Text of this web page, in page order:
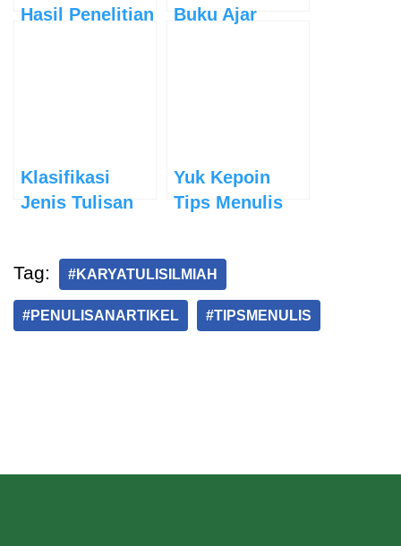
Hasil Penelitian
Buku Ajar
Klasifikasi
Jenis Tulisan
Yuk Kepoin
Tips Menulis
Tag: #KARYATULISILMIAH
#PENULISANARTIKEL #TIPSMENULIS